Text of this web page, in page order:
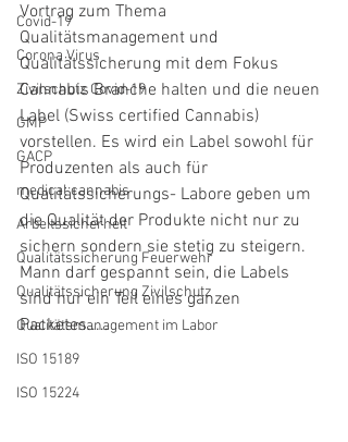
Covid-19
Corona Virus
Zivilschutz Covid-19
GMP
GACP
medical cannabis
Arbeitssicherheit
Qualitätssicherung Feuerwehr
Qualitätssicherung Zivilschutz
Qualitätsmanagement im Labor
ISO 15189
ISO 15224
Vortrag zum Thema
Qualitätsmanagement und
Qualitätssicherung mit dem Fokus
Cannabis Branche halten und die neuen
Label (Swiss certified Cannabis)
vorstellen. Es wird ein Label sowohl für
Produzenten als auch für
Qualitätssicherungs- Labore geben um
die Qualität der Produkte nicht nur zu
sichern sondern sie stetig zu steigern.
Mann darf gespannt sein, die Labels
sind nur ein Teil eines ganzen
Packetes.....